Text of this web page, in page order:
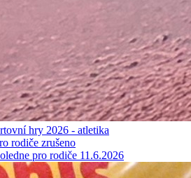
hry 2026 - atletika
rodiče zrušeno
pro rodiče 11.6.2026